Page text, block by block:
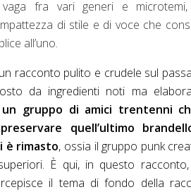
vaga fra vari generi e
di stile e di voce che
all’uno.
racconto pulito e crudele sul
da ingredienti noti ma
un gruppo di amici trentenni
quell’ultimo
è rimasto, ossia il gruppo punk
È qui, in questo
il tema di fondo della